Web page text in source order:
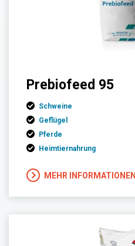
Prebiofeed 95
Schweine
Geflügel
Pferde
Heimtiernahrung
MEHR INFORMATIONEN